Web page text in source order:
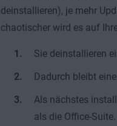
deinstallieren), je mehr
chaotischer wird es auf
Sie deinstallieren
Dadurch bleibt
Als nächstes
als die Office-Suite.